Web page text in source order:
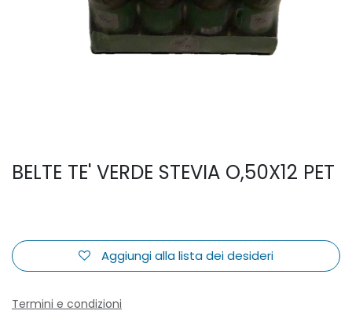
BELTE TE' VERDE STEVIA O,50X12 PET
Aggiungi alla lista dei desideri
Termini e condizioni